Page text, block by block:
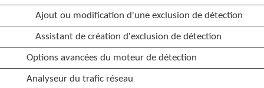
Ajout ou modification d'une exclusion de détection
Assistant de création d'exclusion de détection
Options avancées du moteur de détection
Analyseur du trafic réseau